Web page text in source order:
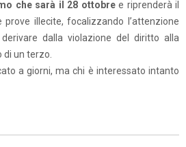
che sarà il 28 ottobree riprenderà il
illecite, focalizzando l’attenzione
dalla violazione del diritto alla
un terzo.
a giorni, ma chi è interessato intanto